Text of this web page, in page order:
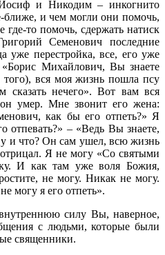
и Никодим – инкогнито
ближе, и чем могли они помочь,
то помочь, сдержать натиск
Семенович последние
уже перестройка, все, его уже
Михайлович, Вы знаете
вся моя жизнь пошла псу
сказать нечего». Вот вам вся
умер. Мне звонит его жена:
как бы его отпеть?» Я
– «Ведь Вы знаете,
и что? Он сам ушел, всю жизнь
Я не могу «Со святыми
И как там уже воля Божия,
не могу. Никак не могу.
могу я его отпеть».
силу Вы, наверное,
с людьми, которые были
священники.